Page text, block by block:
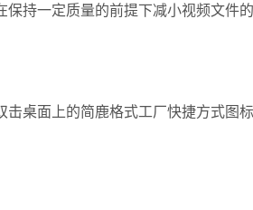
持一定质量的前提下减小视频文件
击桌面上的简鹿格式工厂快捷方式图